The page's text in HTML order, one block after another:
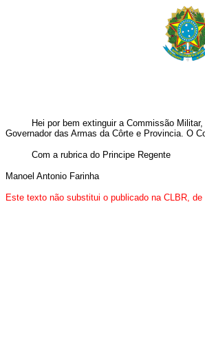
Hei por bem extinguir a Commissão
Governador das Armas da Côrte e Provincia. O
Com a rubrica do Principe Regente
Manoel Antonio Farinha
Este texto não substitui o publicado na CLBR, de